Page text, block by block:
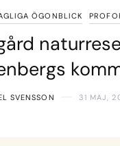
ÖGONBLICK
SVENSSON 31 MAJ,